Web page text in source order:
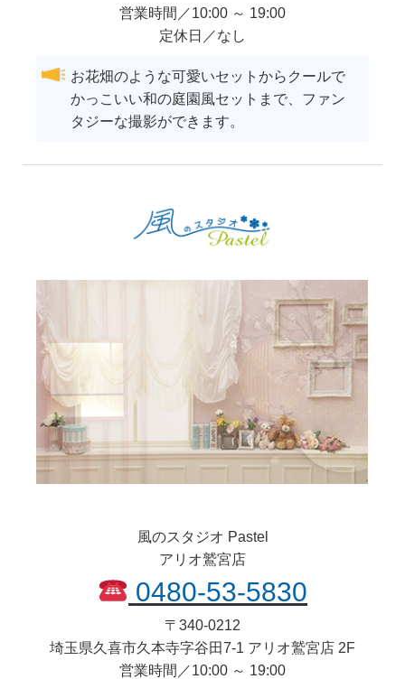
営業時間／10:00 ～ 19:00
定休日／なし
お花畑のような可愛いセットからクールで
かっこいい和の庭園風セットまで、ファン
タジーな撮影ができます。
風のスタジオ Pastel
アリオ鷲宮店
0480-53-5830
〒 340-0212
埼玉県久喜市久本寺字谷田7-1 アリオ鷲宮店 2F
営業時間／10:00 ～ 19:00